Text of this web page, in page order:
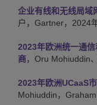
企业有线和无线局域
户，Gartner，2024
2023年欧洲统一通
商，Oru Mohiuddin
2023年欧洲UCaaS
Mohiuddin，